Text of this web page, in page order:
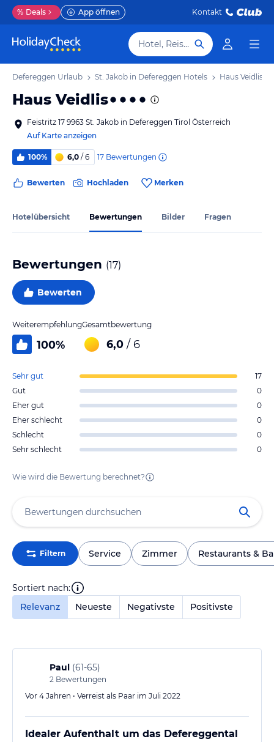
% Deals App öffnen Kontakt
Hotel, Reiseziel
in Defereggen Urlaub St. Jakob in Defereggen Hotels Haus Veidlis
Haus Veidlis
Feistritz 17 9963 St. Jakob in Defereggen Tirol Österreich
Auf Karte anzeigen
100% 6,0 / 6 17 Bewertungen
Bewerten Hochladen Merken
Hotelübersicht Bewertungen Bilder Fragen
Bewertungen (17)
Bewerten
Weiterempfehlung
100%
Gesamtbewertung
6,0 / 6
Sehr gut
17
Gut
0
Eher gut
0
Eher schlecht
0
Schlecht
0
Sehr schlecht
0
Wie wird die Bewertung berechnet?
Filtern Service Zimmer Restaurants &
Sortiert nach:
Relevanz
Neueste Negativste Positivste
Paul (61-65)
2 Bewertungen
Vor 4 Jahren • Verreist als Paar im Juli 2022
Idealer Aufenthalt um das Defereggental